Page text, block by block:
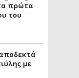
πρώτα
του
με